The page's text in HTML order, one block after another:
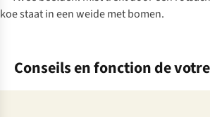
Conseils en fonction de